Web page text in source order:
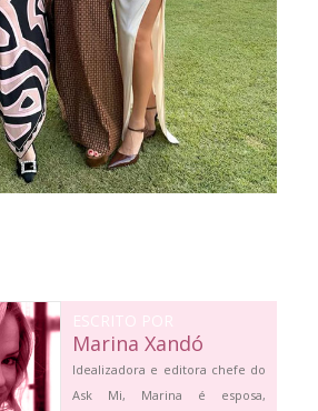
ESCRITO POR
Marina Xandó
Idealizadora e editora chefe do
Ask Mi, Marina é esposa,